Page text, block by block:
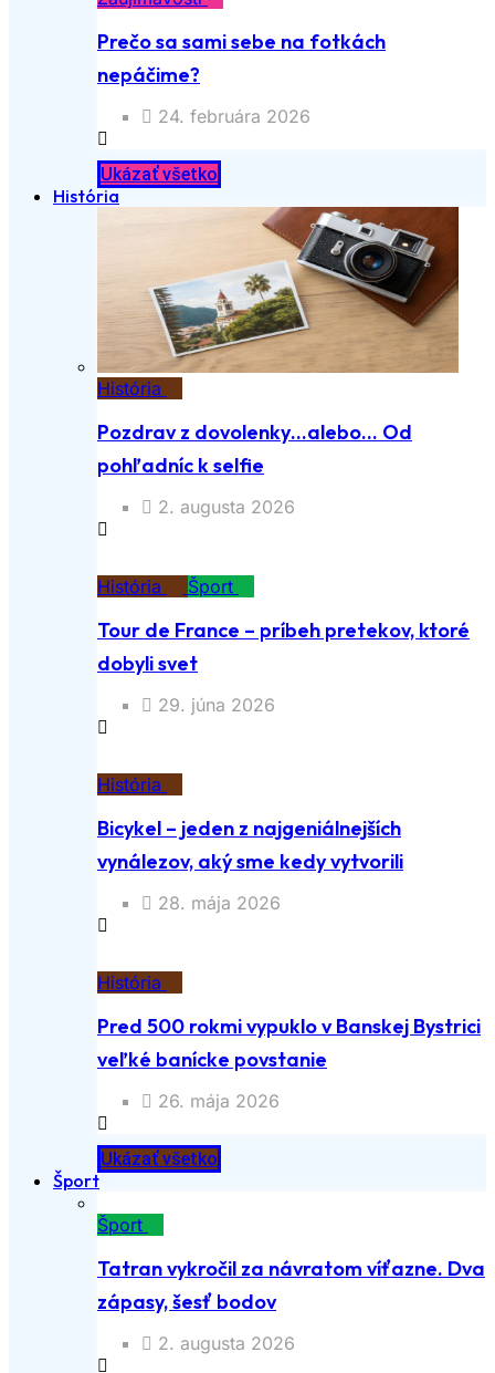
Prečo sa sami sebe na fotkách
nepáčime?
24. februára 2026
Ukázať všetko
História
História
Pozdrav z dovolenky…alebo… Od
pohľadníc k selfie
2. augusta 2026
História Šport
Tour de France – príbeh pretekov, ktoré
dobyli svet
29. júna 2026
História
Bicykel – jeden z najgeniálnejších
vynálezov, aký sme kedy vytvorili
28. mája 2026
História
Pred 500 rokmi vypuklo v Banskej Bystrici
veľké banícke povstanie
26. mája 2026
Ukázať všetko
Šport
Šport
Tatran vykročil za návratom víťazne. Dva
zápasy, šesť bodov
2. augusta 2026